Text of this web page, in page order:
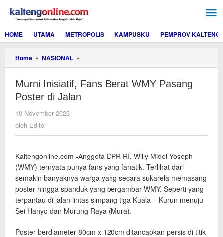
konten
HOME
UTAMA METROPOLIS KAMPUSKU PEMPROV KALTENG
Home » NASIONAL »
Inisiatif,
Berat
Murni Inisiatif, Fans Berat WMY Pasang
Poster di Jalan
10 November 2023
oleh Editor
Kaltengonline.com -Anggota DPR RI, Willy Midel Yoseph
(WMY) ternyata punya fans yang fanatik. Terlihat dari
semakin banyaknya warga yang secara sukarela memasang
poster hingga spanduk yang bergambar WMY. Seperti yang
terpantau di jalan lintas simpang tiga Kuala – Kurun menuju
Sei Hanyo dan Murung Raya (Mura).
Poster berdiameter 80cm x 120cm ditancapkan persis di titik